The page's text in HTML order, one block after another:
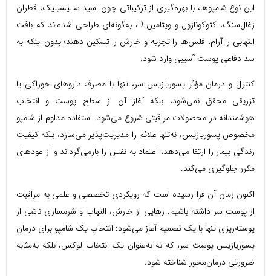
این نوع شامپوها، با بهره‌گیری از ترکیباتی چون اسید سالیسیلیک، قطران
زغال‌سنگ، کتوکونازول و ویتامین D، به‌گونه‌ای طراحی شده‌اند که بافت
التهابی را آرام، فلس‌ها را تجزیه و خارش را تسکین دهند؛ بدون اینکه به
سد دفاعی پوست آسیبی وارد شود.
کنترل و درمان مؤثر پسوریازیس سر، تنها با مصرف داروهای خوراکی یا
تزریقی محقق نمی‌شود، بلکه آغاز آن از سطح پوست و انتخاب
هوشمندانه در محصولات مراقبتی شروع می‌شود. استفاده مداوم از شامپو
مخصوص پسوریازیس، نه‌تنها علائم را مدیریت‌پذیر می‌سازد، بلکه کیفیت
زندگی بیمار را ارتقا می‌دهد، اعتماد به نفس را بازمی‌گرداند و از عودهای
مکرر جلوگیری می‌کند.
اکنون زمان آن فرا رسیده است که رویکردی تخصصی و علمی به مراقبت
از پوست سر داشته باشیم. رهایی از خارش، التهاب و شرمساری ناشی از
پوسته‌ریزی تنها با یک تصمیم آغاز می‌شود: انتخاب یک شامپو برای درمان
پسوریازیس پوست سر، که نه به‌عنوان یک انتخاب لوکس، بلکه به‌مثابه
ضرورتی درمان‌محور شناخته شود.